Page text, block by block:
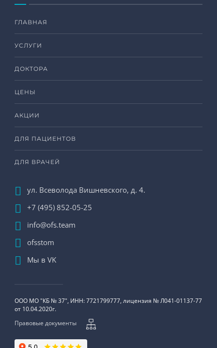
ГЛАВНАЯ
УСЛУГИ
ДОКТОРА
ЦЕНЫ
АКЦИИ
ДЛЯ ПАЦИЕНТОВ
ДЛЯ ВРАЧЕЙ
ул. Всеволода Вишневского, д. 4.
+7 (495) 852-05-25
info@ofs.team
ofsstom
Мы в VK
ООО МО "КБ № 37", ИНН: 7721799777, лицензия № Л041-01137-77
от 10.04.2020г.
Правовые документы